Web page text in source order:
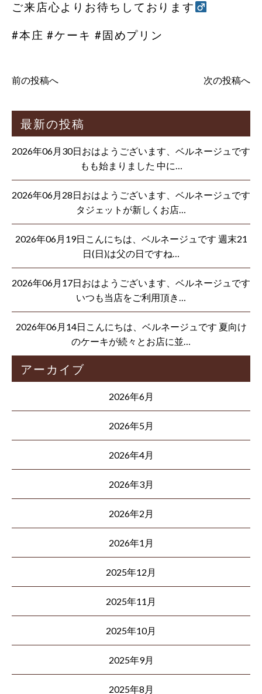
ご来店心よりお待ちしております‍
#本庄 #ケーキ #固めプリン
前の投稿へ 次の投稿へ
最新の投稿
2026年06月30日おはようございます、ベルネージュです
もも始まりました 中に…
2026年06月28日おはようございます、ベルネージュです
タジェットが新しくお店…
2026年06月19日こんにちは、ベルネージュです 週末21
日(日)は父の日ですね…
2026年06月17日おはようございます、ベルネージュです
いつも当店をご利用頂き…
2026年06月14日こんにちは、ベルネージュです 夏向け
のケーキが続々とお店に並…
アーカイブ
2026年6月
2026年5月
2026年4月
2026年3月
2026年2月
2026年1月
2025年12月
2025年11月
2025年10月
2025年9月
2025年8月